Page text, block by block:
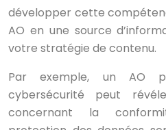
développer cette
AO en une source
votre stratégie de contenu.
Par exemple, un AO
cybersécurité peut
concernant la